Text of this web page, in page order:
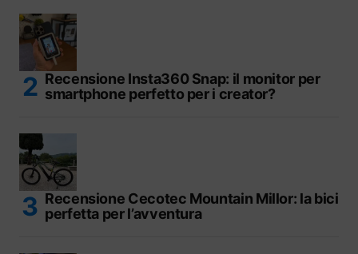
Recensione Insta360 Snap: il monitor per
smartphone perfetto per i creator?
Recensione Cecotec Mountain Millor: la bici
perfetta per l’avventura